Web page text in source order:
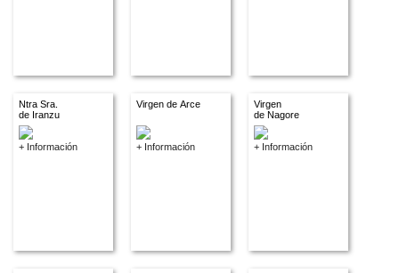
Ntra Sra.
de Iranzu
+ Información
Virgen de Arce
+ Información
Virgen
de Nagore
+ Información